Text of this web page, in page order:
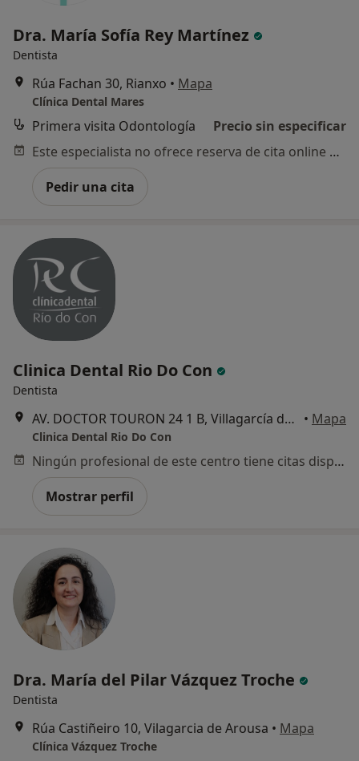
Dra. María Sofía Rey Martínez
Dentista
Rúa Fachan 30, Rianxo • Mapa
Clínica Dental Mares
Primera visita Odontología
Precio sin especificar
Este especialista no ofrece reserva de cita online en esta dirección.
Pedir una cita
Clinica Dental Rio Do Con
Dentista
AV. DOCTOR TOURON 24 1 B, Villagarcía de Arosa • Mapa
Clinica Dental Rio Do Con
Ningún profesional de este centro tiene citas disponibles
Mostrar perfil
Dra. María del Pilar Vázquez Troche
Dentista
Rúa Castiñeiro 10, Vilagarcia de Arousa • Mapa
Clínica Vázquez Troche